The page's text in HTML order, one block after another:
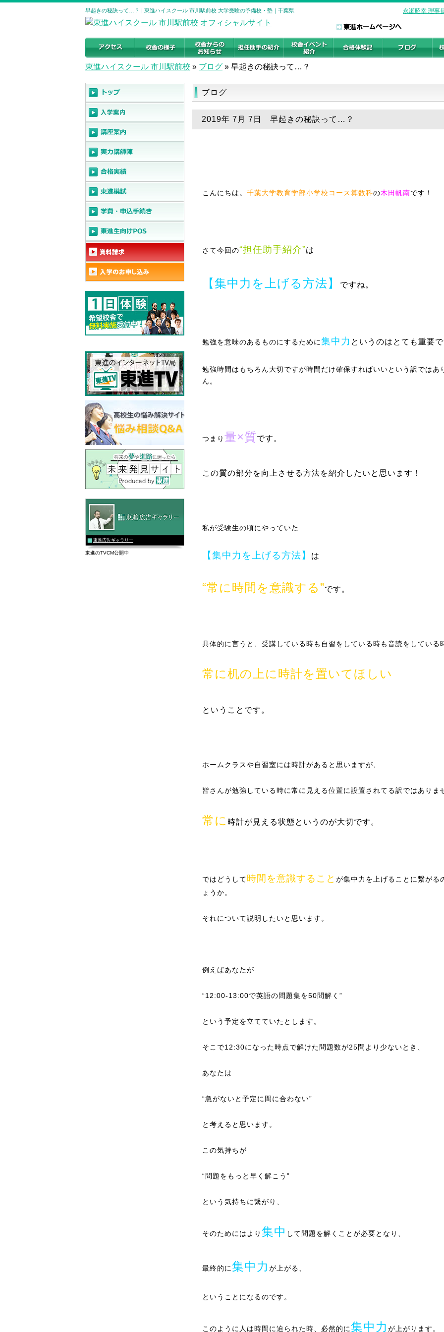
早起きの秘訣って…？ | 東進ハイスクール 市川駅前校 大学受験の予備校・塾｜千葉県 永瀬昭幸 理事
東進ハイスクール 市川駅前校 » ブログ » 早起きの秘訣って…？
ブログ
2019年 7月 7日 早起きの秘訣って…？
こんにちは。 千葉大学教育学部小学校コース算数科の木田帆南です！
さて今回の“担任助手紹介”は
【集中力を上げる方法】 ですね。
勉強を意味のあるものにするために集中力 というのはとても重要で
勉強時間はもちろん大切ですが時間だけ確保すればいいという訳ではあ
ん。
つまり 量×質です。
この質の部分を向上させる方法を紹介したいと思います！
私が受験生の頃にやっていた
【集中力を上げる方法】 は
“常に時間を意識する”です。
具体的に言うと、受講している時も自習をしている時も音読をしている
常に机の上に時計を置いてほしい
ということです。
ホームクラスや自習室には時計があると思いますが、
皆さんが勉強している時に常に見える位置に設置されてる訳ではありま
常に 時計が見える状態というのが大切です。
ではどうして 時間を意識すること が集中力を上げることに繋がる
ょうか。
それについて説明したいと思います。
例えばあなたが
“12:00-13:00で英語の問題集を50問解く”
という予定を立てていたとします。
そこで12:30になった時点で解けた問題数が25問より少ないとき、
あなたは
“急がないと予定に間に合わない”
と考えると思います。
この気持ちが
“問題をもっと早く解こう”
という気持ちに繋がり、
そのためにはより 集中 して問題を解くことが必要となり、
最終的に集中力 が上がる、
ということになるのです。
このように人は時間に迫られた時、必然的に集中力 が上がります。
東進広告ギャラリー
東進のTVCM公開中